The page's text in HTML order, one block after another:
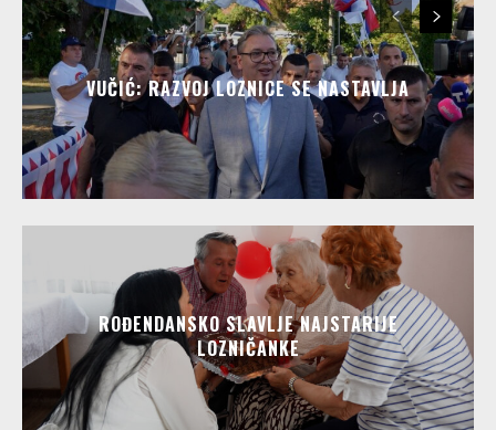
VUČIĆ: RAZVOJ LOZNICE SE NASTAVLJA
ROĐENDANSKO SLAVLJE NAJSTARIJE
LOZNIČANKE